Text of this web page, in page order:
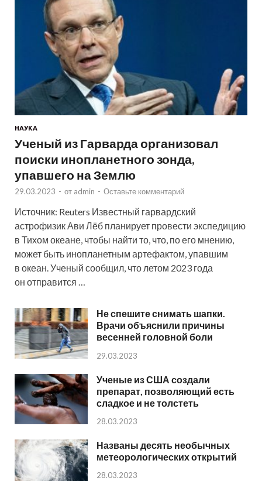
НАУКА
Ученый из Гарварда организовал
поиски инопланетного зонда,
упавшего на Землю
29.03.2023 - от admin - Оставьте комментарий
Источник: Reuters Известный гарвардский
астрофизик Ави Лёб планирует провести экспедицию
в Тихом океане, чтобы найти то, что, по его мнению,
может быть инопланетным артефактом, упавшим
в океан. Ученый сообщил, что летом 2023 года
он отправится …
Не спешите снимать шапки.
Врачи объяснили причины
весенней головной боли
29.03.2023
Ученые из США создали
препарат, позволяющий есть
сладкое и не толстеть
28.03.2023
Названы десять необычных
метеорологических открытий
28.03.2023